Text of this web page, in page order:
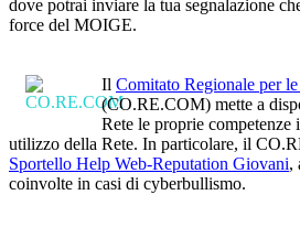
dove potrai inviare la tua segnalazione
force del MOIGE.
Il Comitato Regionale per
(CO.RE.COM) mette a
Rete le proprie
utilizzo della Rete. In particolare, il
Sportello Help Web-Reputation Giovani,
coinvolte in casi di cyberbullismo.